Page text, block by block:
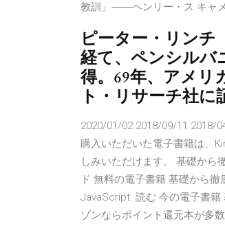
教訓」――ヘンリー・ス キャメ
ピーター・リンチ
経て、ペンシルバ
得。69年、アメリ
ト・リサーチ社に
2020/01/02 2018/09/11 2018/
購入いただいた電子書籍は、
しみいただけます。 基礎から
ド 無料の電子書籍 基礎から
JavaScript. 読む 今の電子書
ゾンならポイント還元本が多